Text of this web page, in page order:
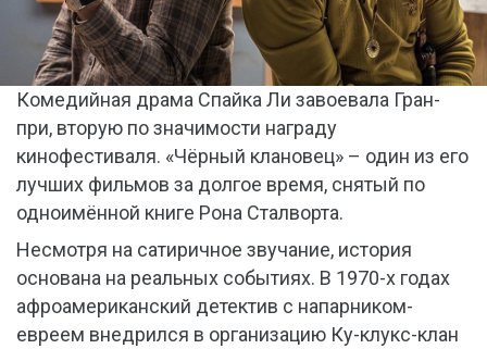
Комедийная драма Спайка Ли завоевала Гран-
при, вторую по значимости награду
кинофестиваля. «Чёрный клановец» – один из его
лучших фильмов за долгое время, снятый по
одноимённой книге Рона Сталворта.
Несмотря на сатиричное звучание, история
основана на реальных событиях. В 1970-х годах
афроамериканский детектив с напарником-
евреем внедрился в организацию Ку-клукс-клан